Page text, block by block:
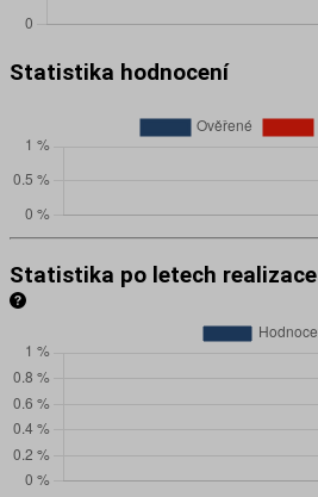
Statistika hodnocení
Statistika po letech realizace